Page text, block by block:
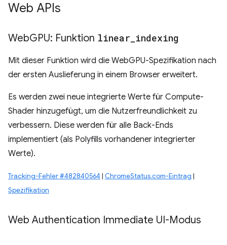
Web APIs
WebGPU: Funktion linear indexing
Mit dieser Funktion wird die WebGPU-Spezifikation nach
der ersten Auslieferung in einem Browser erweitert.
Es werden zwei neue integrierte Werte für Compute-
Shader hinzugefügt, um die Nutzerfreundlichkeit zu
verbessern. Diese werden für alle Back-Ends
implementiert (als Polyfills vorhandener integrierter
Werte).
Tracking-Fehler #482840564 | ChromeStatus.com-Eintrag |
Spezifikation
Web Authentication Immediate UI-Modus